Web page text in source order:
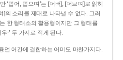
‘덥어, 덥으며’는 [더버], [더브며]로 읽히
]의 소리를 제대로 나타낼 수 없다. 그러
한 형태소의 활용형이지만 그 형태를
우-’ 두 가지로 적게 된다.
언 어간에 결합하는 어미도 마찬가지다.